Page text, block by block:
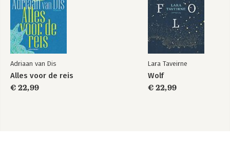
Adriaan van Dis
Alles voor de reis
€ 22,99
Lara Taveirne
Wolf
€ 22,99